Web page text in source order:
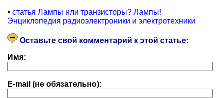
▪ статья Лампы или транзисторы? Лампы!
Энциклопедия радиоэлектроники и электротехники
Оставьте свой комментарий к этой статье:
Имя:
E-mail (не обязательно):